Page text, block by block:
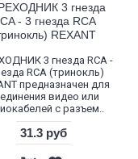
3 гнезда
- 3 гнезда RCA
REXANT
3 гнезда RCA -
RCA (тринокль)
предназначен для
видео или
с разъем..
31.3 руб